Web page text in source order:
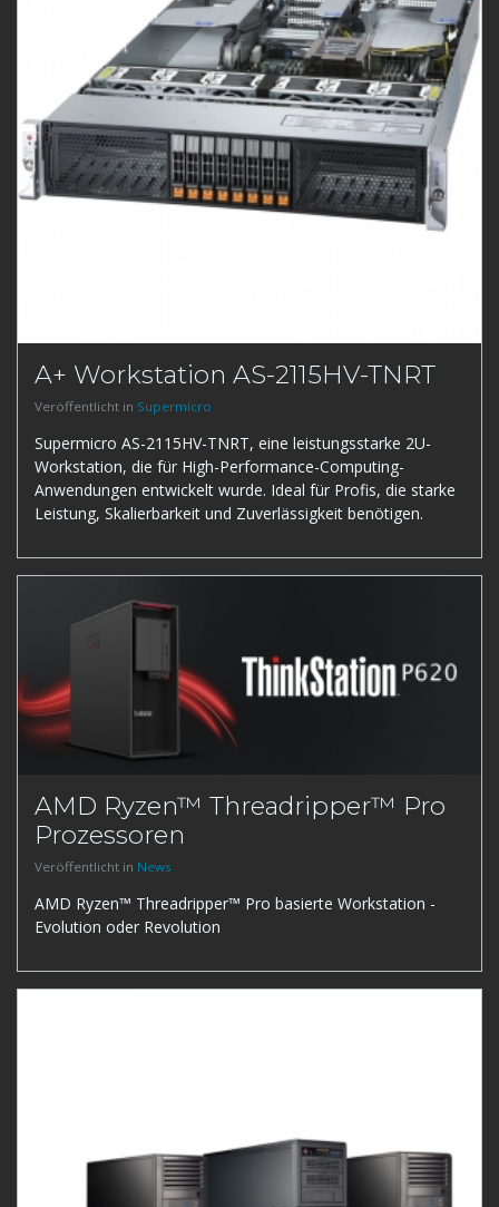
A+ Workstation AS-2115HV-TNRT
Veröffentlicht in Supermicro
Supermicro AS-2115HV-TNRT, eine leistungsstarke 2U-
Workstation, die für High-Performance-Computing-
Anwendungen entwickelt wurde. Ideal für Profis, die starke
Leistung, Skalierbarkeit und Zuverlässigkeit benötigen.
AMD Ryzen™ Threadripper™ Pro
Prozessoren
Veröffentlicht in News
AMD Ryzen™ Threadripper™ Pro basierte Workstation -
Evolution oder Revolution